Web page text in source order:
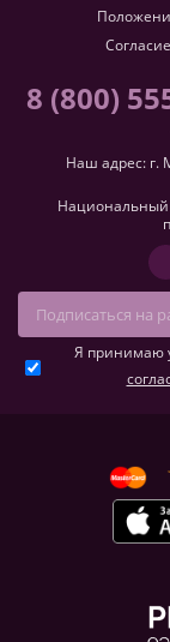
8 (800)
Наш адрес: г.
Национальный
Я принимаю